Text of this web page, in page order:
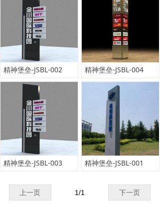
精神堡垒-JSBL-002 精神堡垒-JSBL-004
精神堡垒-JSBL-003 精神堡垒-JSBL-001
上一页 下一页
1/1